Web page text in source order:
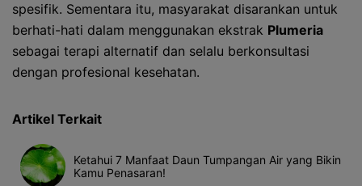
spesifik. Sementara itu, masyarakat disarankan untuk
berhati-hati dalam menggunakan ekstrak Plumeria
sebagai terapi alternatif dan selalu berkonsultasi
dengan profesional kesehatan.
Artikel Terkait
Ketahui 7 Manfaat Daun Tumpangan Air yang Bikin
Kamu Penasaran!